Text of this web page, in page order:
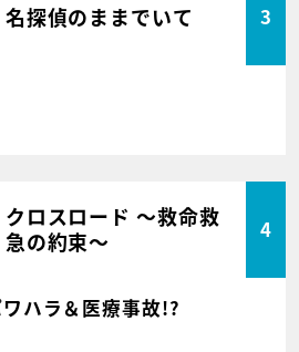
名探偵のままでいて 3
クロスロード ～救命救
急の約束～
4
ハラ＆医療事故!?